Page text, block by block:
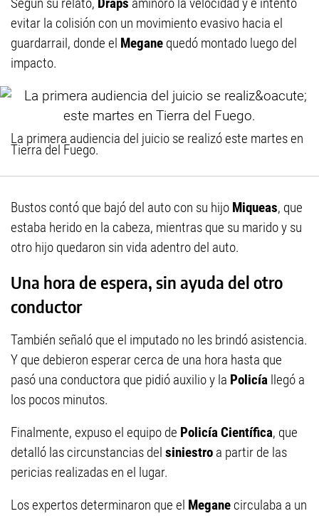
Según su relato, Draps aminoró la velocidad y e intentó
evitar la colisión con un movimiento evasivo hacia el
guardarrail, donde el Megane quedó montado luego del
impacto.
La primera audiencia del juicio se realizó este martes en
Tierra del Fuego.
Bustos contó que bajó del auto con su hijo Miqueas, que
estaba herido en la cabeza, mientras que su marido y su
otro hijo quedaron sin vida adentro del auto.
Una hora de espera, sin ayuda del otro
conductor
También señaló que el imputado no les brindó asistencia.
Y que debieron esperar cerca de una hora hasta que
pasó una conductora que pidió auxilio y la Policía llegó a
los pocos minutos.
Finalmente, expuso el equipo de Policía Científica, que
detalló las circunstancias del siniestro a partir de las
pericias realizadas en el lugar.
Los expertos determinaron que el Megane circulaba a un